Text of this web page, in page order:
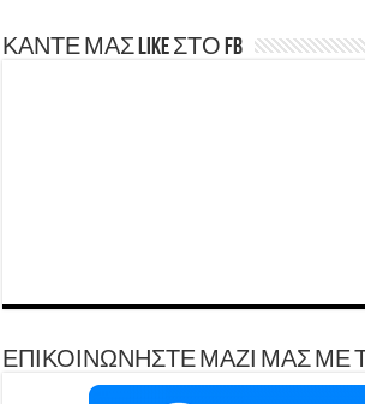
ΚΑΝΤΕ ΜΑΣ LIKE ΣΤΟ FB
ΕΠΙΚΟΙΝΩΝΗΣΤΕ ΜΑΖΙ ΜΑΣ ΜΕ ΤΟ